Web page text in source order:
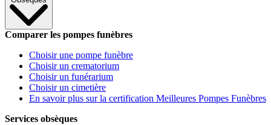
Comparer les pompes funèbres
Choisir une pompe funèbre
Choisir un crematorium
Choisir un funérarium
Choisir un cimetière
En savoir plus sur la certification Meilleures Pompes Funèbres
Services obsèques